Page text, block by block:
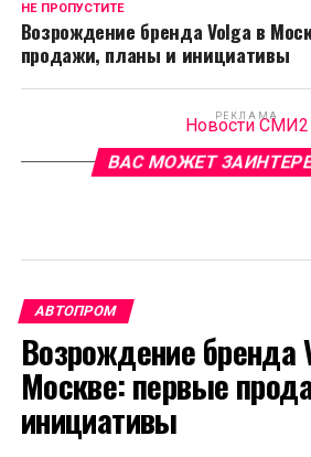
НЕ ПРОПУСТИТЕ
Возрождение бренда Volga в
продажи, планы и инициативы
РЕКЛАМА
Новости СМИ2
ВАС МОЖЕТ
АВТОПРОМ
Возрождение бренда
Москве: первые
инициативы